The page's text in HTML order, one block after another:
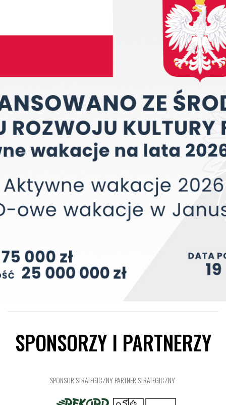
SPONSORZY I PARTNERZY
SPONSOR STRATEGICZNYPARTNER STRATEGICZNY